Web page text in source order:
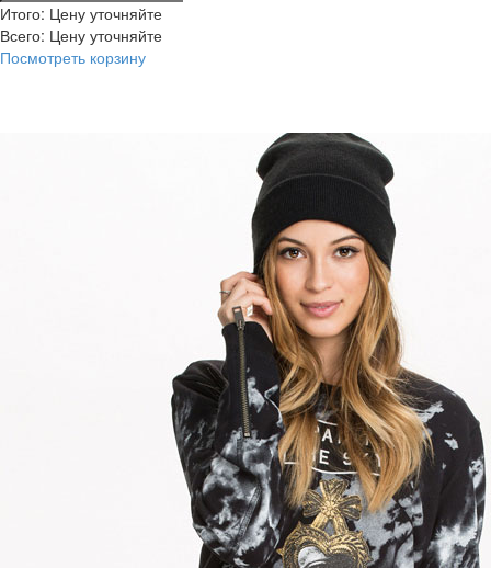
Итого: Цену уточняйте
Всего: Цену уточняйте
Посмотреть корзину